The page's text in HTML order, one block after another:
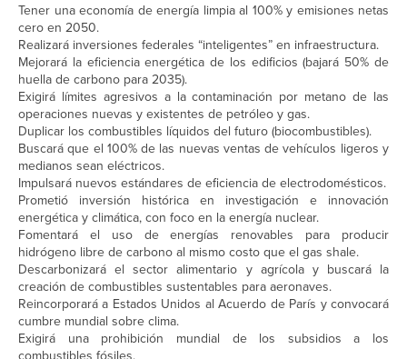
Tener una economía de energía limpia al 100% y emisiones netas
cero en 2050.
Realizará inversiones federales “inteligentes” en infraestructura.
Mejorará la eficiencia energética de los edificios (bajará 50% de
huella de carbono para 2035).
Exigirá límites agresivos a la contaminación por metano de las
operaciones nuevas y existentes de petróleo y gas.
Duplicar los combustibles líquidos del futuro (biocombustibles).
Buscará que el 100% de las nuevas ventas de vehículos ligeros y
medianos sean eléctricos.
Impulsará nuevos estándares de eficiencia de electrodomésticos.
Prometió inversión histórica en investigación e innovación
energética y climática, con foco en la energía nuclear.
Fomentará el uso de energías renovables para producir
hidrógeno libre de carbono al mismo costo que el gas shale.
Descarbonizará el sector alimentario y agrícola y buscará la
creación de combustibles sustentables para aeronaves.
Reincorporará a Estados Unidos al Acuerdo de París y convocará
cumbre mundial sobre clima.
Exigirá una prohibición mundial de los subsidios a los